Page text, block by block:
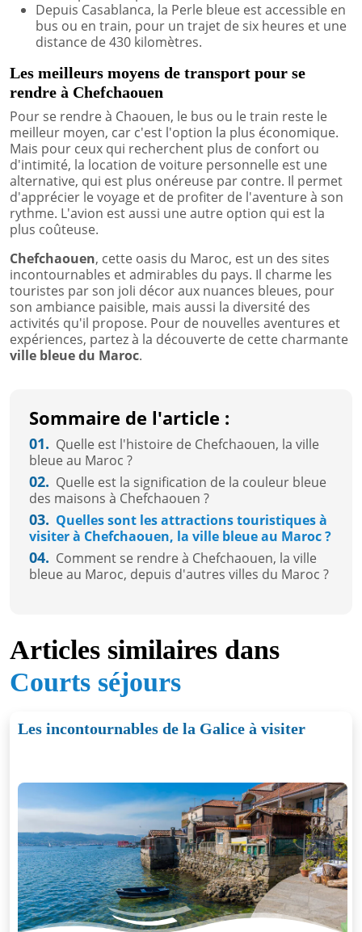
Depuis Casablanca, la Perle bleue est accessible en
bus ou en train, pour un trajet de six heures et une
distance de 430 kilomètres.
Les meilleurs moyens de transport pour se
rendre à Chefchaouen
Pour se rendre à Chaouen, le bus ou le train reste le
meilleur moyen, car c'est l'option la plus économique.
Mais pour ceux qui recherchent plus de confort ou
d'intimité, la location de voiture personnelle est une
alternative, qui est plus onéreuse par contre. Il permet
d'apprécier le voyage et de profiter de l'aventure à son
rythme. L'avion est aussi une autre option qui est la
plus coûteuse.
Chefchaouen, cette oasis du Maroc, est un des sites
incontournables et admirables du pays. Il charme les
touristes par son joli décor aux nuances bleues, pour
son ambiance paisible, mais aussi la diversité des
activités qu'il propose. Pour de nouvelles aventures et
expériences, partez à la découverte de cette charmante
ville bleue du Maroc.
Sommaire de l'article :
01. Quelle est l'histoire de Chefchaouen, la ville
bleue au Maroc ?
02. Quelle est la signification de la couleur bleue
des maisons à Chefchaouen ?
03. Quelles sont les attractions touristiques à
visiter à Chefchaouen, la ville bleue au Maroc ?
04. Comment se rendre à Chefchaouen, la ville
bleue au Maroc, depuis d'autres villes du Maroc ?
Articles similaires dans
Courts séjours
Les incontournables de la Galice à visiter